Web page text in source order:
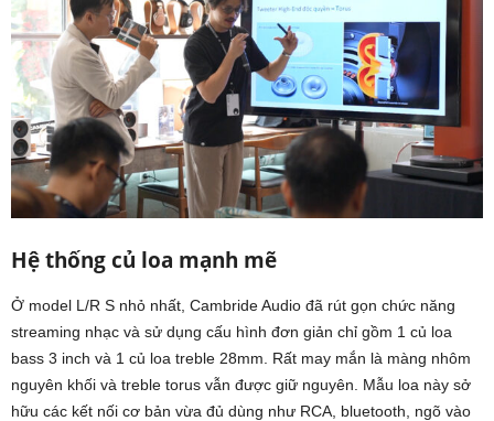
Hệ thống củ loa mạnh mẽ
Ở model L/R S nhỏ nhất, Cambride Audio đã rút gọn chức năng
streaming nhạc và sử dụng cấu hình đơn giản chỉ gồm 1 củ loa
bass 3 inch và 1 củ loa treble 28mm. Rất may mắn là màng nhôm
nguyên khối và treble torus vẫn được giữ nguyên. Mẫu loa này sở
hữu các kết nối cơ bản vừa đủ dùng như RCA, bluetooth, ngõ vào